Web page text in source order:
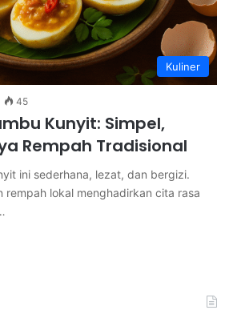
Kuliner
45
Kunyit: Simpel,
Rempah Tradisional
ini sederhana, lezat, dan bergizi.
rempah lokal menghadirkan cita rasa